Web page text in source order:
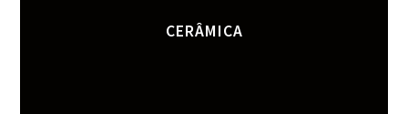
CERÂMICA